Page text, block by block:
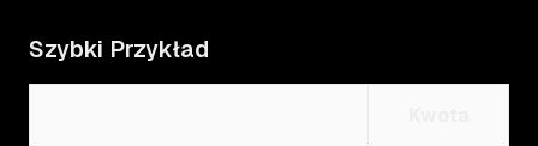
Szybki Przykład